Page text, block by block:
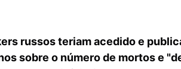
russos teriam acedido e
sobre o número de mortos e